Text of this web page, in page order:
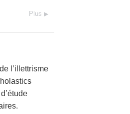
Plus
l’illettrisme